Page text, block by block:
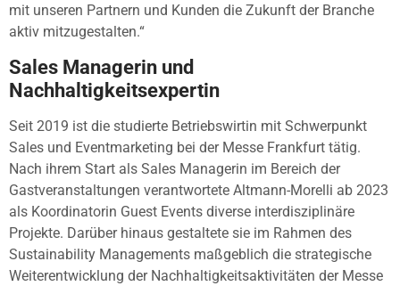
mit unseren Partnern und Kunden die Zukunft der Branche
aktiv mitzugestalten.“
Sales Managerin und
Nachhaltigkeitsexpertin
Seit 2019 ist die studierte Betriebswirtin mit Schwerpunkt
Sales und Eventmarketing bei der Messe Frankfurt tätig.
Nach ihrem Start als Sales Managerin im Bereich der
Gastveranstaltungen verantwortete Altmann-Morelli ab 2023
als Koordinatorin Guest Events diverse interdisziplinäre
Projekte. Darüber hinaus gestaltete sie im Rahmen des
Sustainability Managements maßgeblich die strategische
Weiterentwicklung der Nachhaltigkeitsaktivitäten der Messe